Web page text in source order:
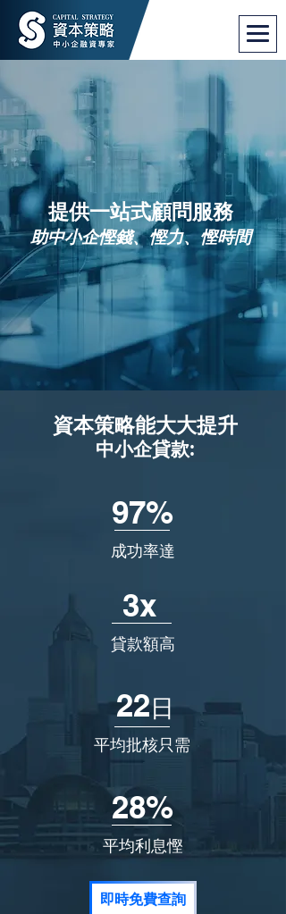
提供一站式顧問服務
助中小企慳錢、慳力、慳時間
資本策略能大大提升
​中小企貸款:
97%
成功率達
3x
貸款額高
22日
平均批核只需
28%
平均利息慳
即時免費查詢